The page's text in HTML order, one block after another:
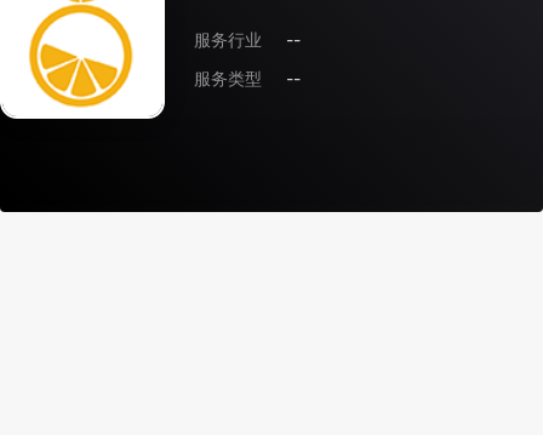
服务行业
--
服务类型
--